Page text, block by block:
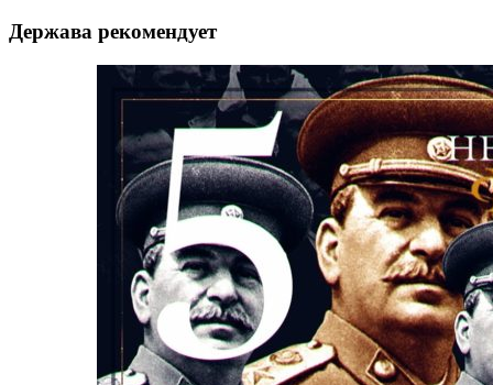
Держава рекомендует